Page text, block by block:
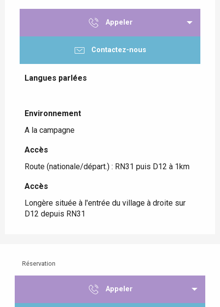
Appeler
Contactez-nous
Langues parlées
Langues parlées
Environnement
Environnement
A la campagne
Accès
Accès
Route (nationale/départ.) : RN31 puis D12 à 1km
Accès
Accès
Longère située à l'entrée du village à droite sur
D12 depuis RN31
Réservation
Appeler